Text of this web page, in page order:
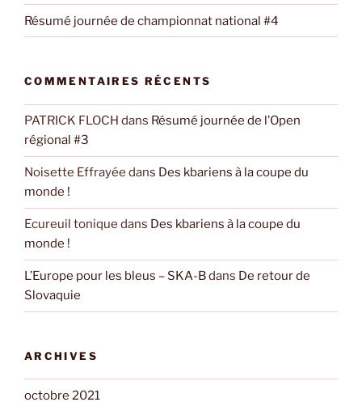
Résumé journée de championnat national #4
COMMENTAIRES RÉCENTS
PATRICK FLOCH dans Résumé journée de l’Open
régional #3
Noisette Effrayée dans Des kbariens à la coupe du
monde !
Ecureuil tonique dans Des kbariens à la coupe du
monde !
L’Europe pour les bleus – SKA-Bdans De retour de
Slovaquie
ARCHIVES
octobre 2021